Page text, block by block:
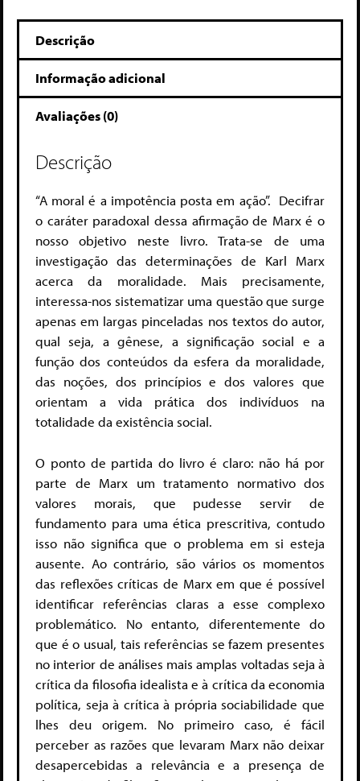
Descrição
Informação adicional
Avaliações (0)
Descrição
“A moral é a impotência posta em ação”. Decifrar
o caráter paradoxal dessa afirmação de Marx é o
nosso objetivo neste livro. Trata-se de uma
investigação das determinações de Karl Marx
acerca da moralidade. Mais precisamente,
interessa-nos sistematizar uma questão que surge
apenas em largas pinceladas nos textos do autor,
qual seja, a gênese, a significação social e a
função dos conteúdos da esfera da moralidade,
das noções, dos princípios e dos valores que
orientam a vida prática dos indivíduos na
totalidade da existência social.
O ponto de partida do livro é claro: não há por
parte de Marx um tratamento normativo dos
valores morais, que pudesse servir de
fundamento para uma ética prescritiva, contudo
isso não significa que o problema em si esteja
ausente. Ao contrário, são vários os momentos
das reflexões críticas de Marx em que é possível
identificar referências claras a esse complexo
problemático. No entanto, diferentemente do
que é o usual, tais referências se fazem presentes
no interior de análises mais amplas voltadas seja à
crítica da filosofia idealista e à crítica da economia
política, seja à crítica à própria sociabilidade que
lhes deu origem. No primeiro caso, é fácil
perceber as razões que levaram Marx não deixar
desapercebidas a relevância e a presença de